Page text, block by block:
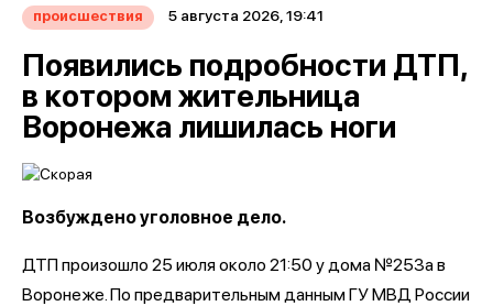
происшествия 5 августа 2026, 19:41
Появились подробности ДТП,
в котором жительница
Воронежа лишилась ноги
Возбуждено уголовное дело.
ДТП произошло 25 июля около 21:50 у дома №253а в
Воронеже. По предварительным данным ГУ МВД России